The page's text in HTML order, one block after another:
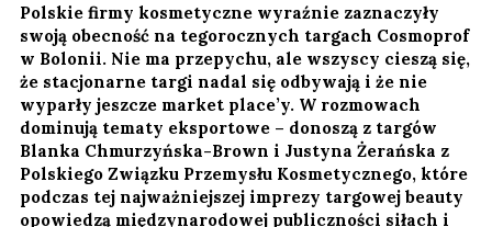
Polskie firmy kosmetyczne wyraźnie zaznaczyły
swoją obecność na tegorocznych targach Cosmoprof
w Bolonii. Nie ma przepychu, ale wszyscy cieszą się,
że stacjonarne targi nadal się odbywają i że nie
wyparły jeszcze market place’y. W rozmowach
dominują tematy eksportowe – donoszą z targów
Blanka Chmurzyńska-Brown i Justyna Żerańska z
Polskiego Związku Przemysłu Kosmetycznego, które
podczas tej najważniejszej imprezy targowej beauty
opowiedzą międzynarodowej publiczności siłach i